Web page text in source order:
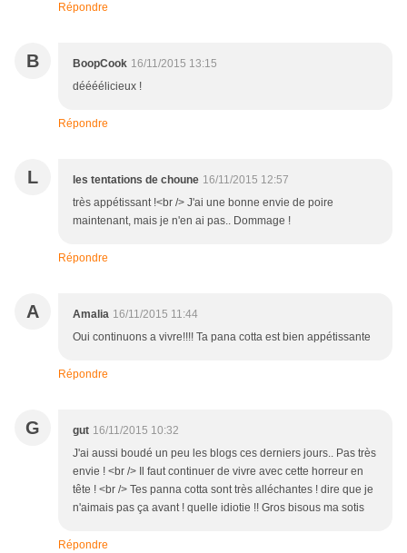
Répondre
B BoopCook 16/11/2015 13:15
déééélicieux !
Répondre
L les tentations de choune 16/11/2015 12:57
très appétissant !<br /> J'ai une bonne envie de poire
maintenant, mais je n'en ai pas.. Dommage !
Répondre
A Amalia 16/11/2015 11:44
Oui continuons a vivre!!!! Ta pana cotta est bien appétissante
Répondre
G gut 16/11/2015 10:32
J'ai aussi boudé un peu les blogs ces derniers jours.. Pas très
envie ! <br /> Il faut continuer de vivre avec cette horreur en
tête ! <br /> Tes panna cotta sont très alléchantes ! dire que je
n'aimais pas ça avant ! quelle idiotie !! Gros bisous ma sotis
Répondre